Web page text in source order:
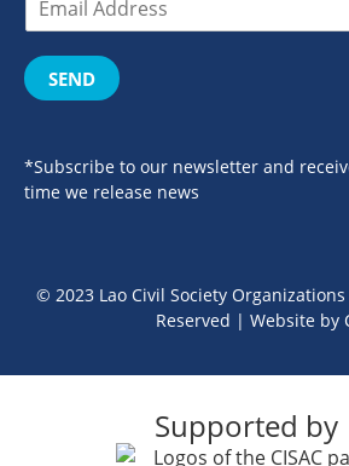
SEND
*Subscribe to our newsletter and
time we release news
© 2023 Lao Civil Society
Reserved | Website by
Supported by